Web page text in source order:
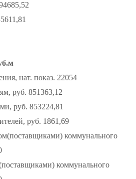
нат. показ. 22054
руб. 851363,12
руб. 853224,81
руб. 1861,69
коммунального
коммунального